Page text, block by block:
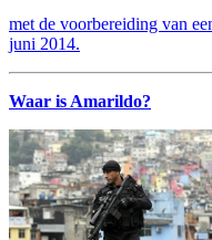
met de voorbereiding van
juni 2014.
Waar is Amarildo?